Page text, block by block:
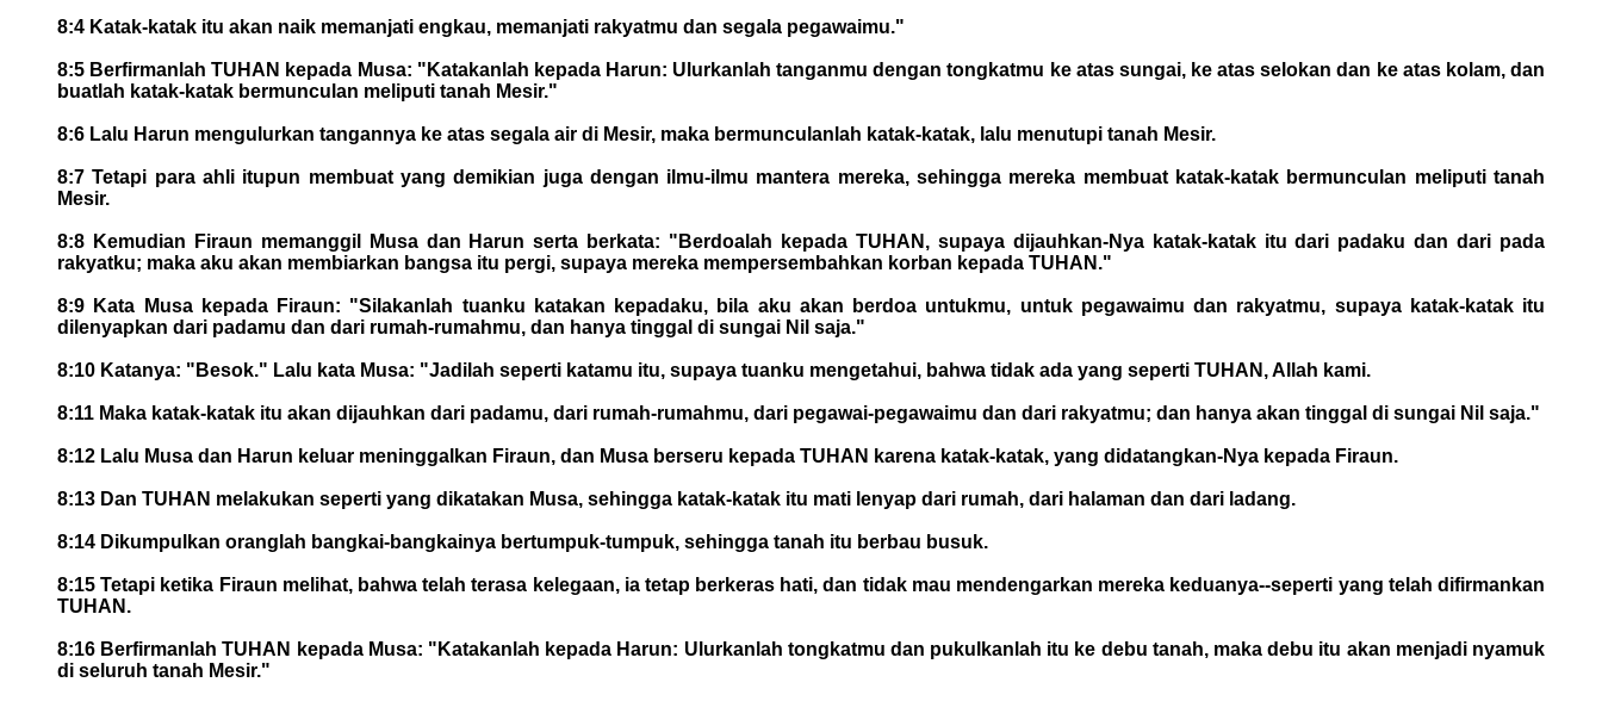
8:4 Katak-katak itu akan naik memanjati engkau, memanjati rakyatmu dan segala pegawaimu."
8:5 Berfirmanlah TUHAN kepada Musa: "Katakanlah kepada Harun: Ulurkanlah tanganmu dengan tongkatmu ke atas sungai, ke atas selokan dan ke atas kolam, dan
buatlah katak-katak bermunculan meliputi tanah Mesir."
8:6 Lalu Harun mengulurkan tangannya ke atas segala air di Mesir, maka bermunculanlah katak-katak, lalu menutupi tanah Mesir.
8:7 Tetapi para ahli itupun membuat yang demikian juga dengan ilmu-ilmu mantera mereka, sehingga mereka membuat katak-katak bermunculan meliputi tanah
Mesir.
8:8 Kemudian Firaun memanggil Musa dan Harun serta berkata: "Berdoalah kepada TUHAN, supaya dijauhkan-Nya katak-katak itu dari padaku dan dari pada
rakyatku; maka aku akan membiarkan bangsa itu pergi, supaya mereka mempersembahkan korban kepada TUHAN."
8:9 Kata Musa kepada Firaun: "Silakanlah tuanku katakan kepadaku, bila aku akan berdoa untukmu, untuk pegawaimu dan rakyatmu, supaya katak-katak itu
dilenyapkan dari padamu dan dari rumah-rumahmu, dan hanya tinggal di sungai Nil saja."
8:10 Katanya: "Besok." Lalu kata Musa: "Jadilah seperti katamu itu, supaya tuanku mengetahui, bahwa tidak ada yang seperti TUHAN, Allah kami.
8:11 Maka katak-katak itu akan dijauhkan dari padamu, dari rumah-rumahmu, dari pegawai-pegawaimu dan dari rakyatmu; dan hanya akan tinggal di sungai Nil saja."
8:12 Lalu Musa dan Harun keluar meninggalkan Firaun, dan Musa berseru kepada TUHAN karena katak-katak, yang didatangkan-Nya kepada Firaun.
8:13 Dan TUHAN melakukan seperti yang dikatakan Musa, sehingga katak-katak itu mati lenyap dari rumah, dari halaman dan dari ladang.
8:14 Dikumpulkan oranglah bangkai-bangkainya bertumpuk-tumpuk, sehingga tanah itu berbau busuk.
8:15 Tetapi ketika Firaun melihat, bahwa telah terasa kelegaan, ia tetap berkeras hati, dan tidak mau mendengarkan mereka keduanya--seperti yang telah difirmankan
TUHAN.
8:16 Berfirmanlah TUHAN kepada Musa: "Katakanlah kepada Harun: Ulurkanlah tongkatmu dan pukulkanlah itu ke debu tanah, maka debu itu akan menjadi nyamuk
di seluruh tanah Mesir."